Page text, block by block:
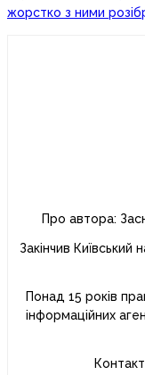
жорстко з ними
Про автора:
Закінчив Київський
Понад 15 років
інформаційних